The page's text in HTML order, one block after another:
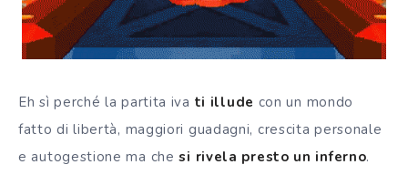
Eh sì perché la partita iva ti illude con un mondo
fatto di libertà, maggiori guadagni, crescita personale
e autogestione ma chesi rivela presto un inferno.